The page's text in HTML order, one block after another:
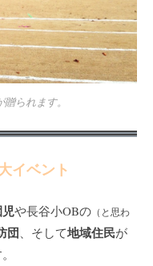
られます。
イベント
や長谷小OBの （と思わ
団 、そして地域住民が